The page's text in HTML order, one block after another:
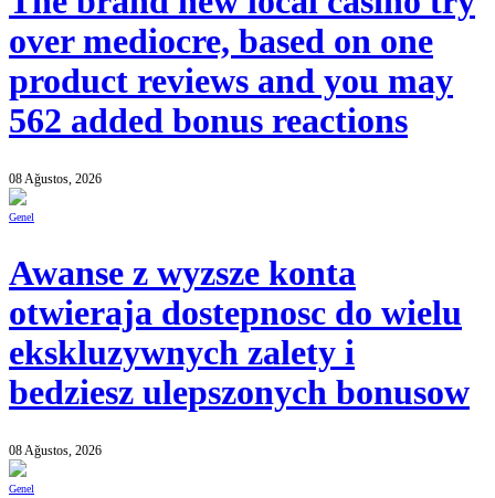
over mediocre, based on one
product reviews and you may
562 added bonus reactions
08 Ağustos, 2026
Genel
Awanse z wyzsze konta
otwieraja dostepnosc do wielu
ekskluzywnych zalety i
bedziesz ulepszonych bonusow
08 Ağustos, 2026
Genel